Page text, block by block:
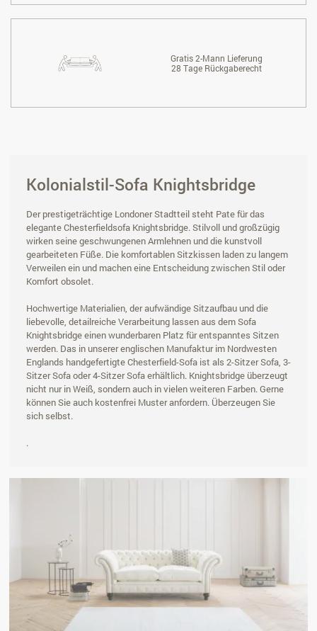
Gratis 2-Mann Lieferung
28 Tage Rückgaberecht
Kolonialstil-Sofa Knightsbridge
Der prestigeträchtige Londoner Stadtteil steht Pate für das
elegante Chesterfieldsofa Knightsbridge. Stilvoll und großzügig
wirken seine geschwungenen Armlehnen und die kunstvoll
gearbeiteten Füße. Die komfortablen Sitzkissen laden zu langem
Verweilen ein und machen eine Entscheidung zwischen Stil oder
Komfort obsolet.
Hochwertige Materialien, der aufwändige Sitzaufbau und die
liebevolle, detailreiche Verarbeitung lassen aus dem Sofa
Knightsbridge einen wunderbaren Platz für entspanntes Sitzen
werden. Das in unserer englischen Manufaktur im Nordwesten
Englands handgefertigte Chesterfield-Sofa ist als 2-Sitzer Sofa, 3-
Sitzer Sofa oder 4-Sitzer Sofa erhältlich. Knightsbridge überzeugt
nicht nur in Weiß, sondern auch in vielen weiteren Farben. Gerne
können Sie auch kostenfrei Muster anfordern. Überzeugen Sie
sich selbst.
.